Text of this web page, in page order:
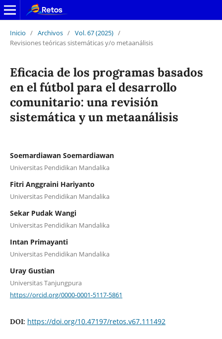
Inicio / Archivos / Vol. 67 (2025) /
Revisiones teóricas sistemáticas y/o metaanálisis
Eficacia de los programas basados
en el fútbol para el desarrollo
comunitario: una revisión
sistemática y un metaanálisis
Soemardiawan Soemardiawan
Universitas Pendidikan Mandalika
Fitri Anggraini Hariyanto
Universitas Pendidikan Mandalika
Sekar Pudak Wangi
Universitas Pendidikan Mandalika
Intan Primayanti
Universitas Pendidikan Mandalika
Uray Gustian
Universitas Tanjungpura
https://orcid.org/0000-0001-5117-5861
DOI: https://doi.org/10.47197/retos.v67.111492